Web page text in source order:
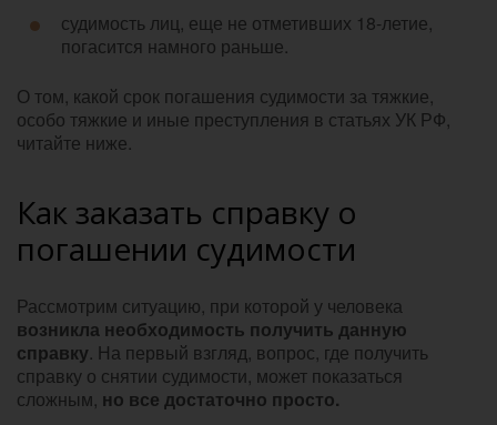
судимость лиц, еще не отметивших 18-летие,
погасится намного раньше.
О том, какой срок погашения судимости за тяжкие,
особо тяжкие и иные преступления в статьях УК РФ,
читайте ниже.
Как заказать справку о
погашении судимости
Рассмотрим ситуацию, при которой у человека
возникла необходимость получить данную
справку. На первый взгляд, вопрос, где получить
справку о снятии судимости, может показаться
сложным, но все достаточно просто.